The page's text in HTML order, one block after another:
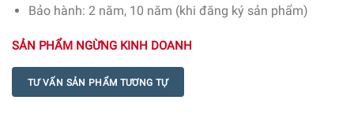
Bảo hành: 2 năm, 10 năm (khi đăng ký sản phẩm)
SẢN PHẨM NGỪNG KINH DOANH
TƯ VẤN SẢN PHẨM TƯƠNG TỰ